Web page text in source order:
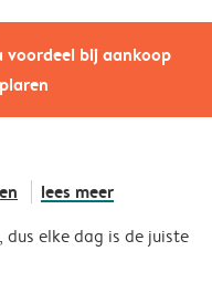
voordeel bij aankoop
lees meer
elke dag is de juiste